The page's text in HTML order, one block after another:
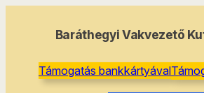
Baráthegyi Vakvezető
Támogatás bankkártyával